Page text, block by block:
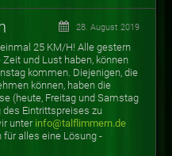
28. August 2019
25 KM/H! Alle gestern
und Lust haben, können
kommen. Diejenigen, die
können, haben die
(heute, Freitag und Samstag
des Eintrittspreises zu
unter info@talflimmern.de
für alles eine Lösung -